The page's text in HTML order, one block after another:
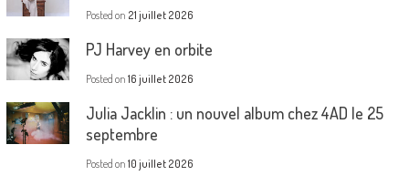
Posted on 21 juillet 2026
PJ Harvey en orbite
Posted on 16 juillet 2026
Julia Jacklin : un nouvel album chez 4AD le 25
septembre
Posted on 10 juillet 2026